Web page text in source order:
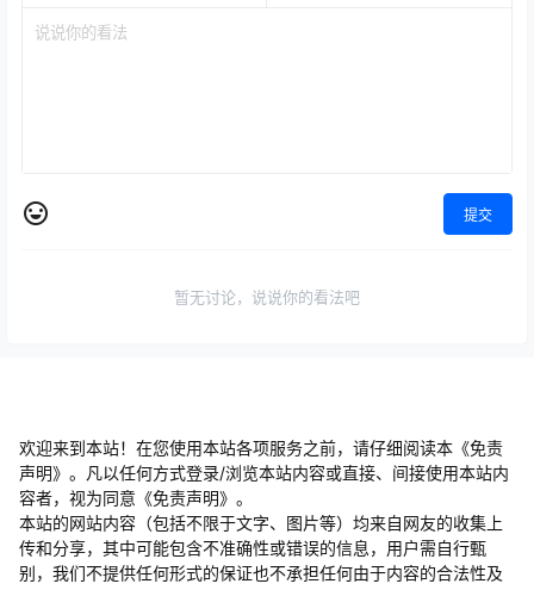
提交
暂无讨论，说说你的看法吧
欢迎来到本站！在您使用本站各项服务之前，请仔细阅读本《免责
声明》。凡以任何方式登录/浏览本站内容或直接、间接使用本站内
容者，视为同意《免责声明》。
本站的网站内容（包括不限于文字、图片等）均来自网友的收集上
传和分享，其中可能包含不准确性或错误的信息，用户需自行甄
别，我们不提供任何形式的保证也不承担任何由于内容的合法性及